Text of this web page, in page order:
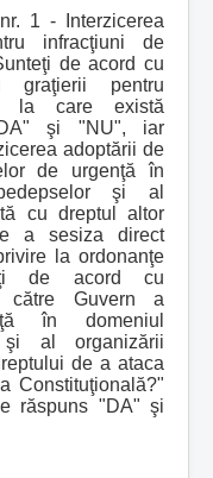
- Interzicerea
infracţiuni de
de acord cu
graţierii pentru
la care există
şi "NU", iar
adoptării de
de urgenţă în
şi al
cu dreptul altor
a sesiza direct
la ordonanţe
de acord cu
către Guvern a
în domeniul
şi al organizării
de a ataca
Constituţională?"
răspuns "DA" şi